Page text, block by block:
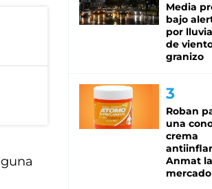
Media
bajo
por
de
granizo
Roban
una
crema
Anmat
mercado